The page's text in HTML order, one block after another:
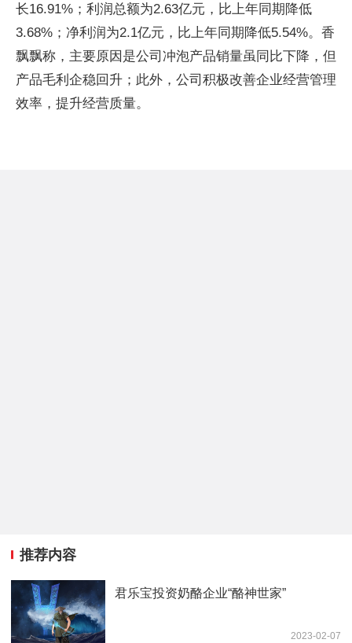
长16.91%；利润总额为2.63亿元，比上年同期降低
3.68%；净利润为2.1亿元，比上年同期降低5.54%。香
飘飘称，主要原因是公司冲泡产品销量虽同比下降，但
产品毛利企稳回升；此外，公司积极改善企业经营管理
效率，提升经营质量。
推荐内容
君乐宝投资奶酪企业“酪神世家”
2023-02-07